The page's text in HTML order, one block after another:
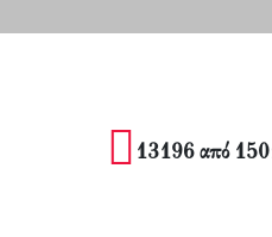
13196 από